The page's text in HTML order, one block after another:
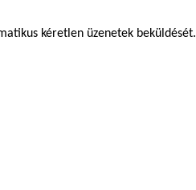
kéretlen üzenetek beküldését.